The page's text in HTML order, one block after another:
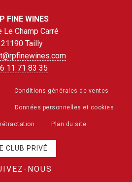
FINE WINES
Le Champ Carré
21190 Tailly
11 71 83 35
Conditions générales de ventes
Données personnelles et cookies
Plan du site
LE CLUB PRIVÉ
NOUS